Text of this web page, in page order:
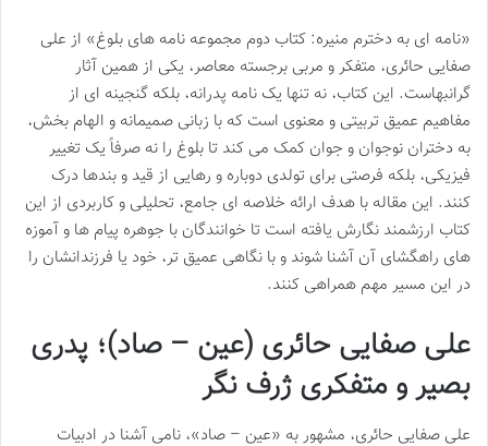
«نامه ای به دخترم منیره: کتاب دوم مجموعه نامه های بلوغ» از علی
صفایی حائری، متفکر و مربی برجسته معاصر، یکی از همین آثار
گرانبهاست. این کتاب، نه تنها یک نامه پدرانه، بلکه گنجینه ای از
مفاهیم عمیق تربیتی و معنوی است که با زبانی صمیمانه و الهام بخش،
به دختران نوجوان و جوان کمک می کند تا بلوغ را نه صرفاً یک تغییر
فیزیکی، بلکه فرصتی برای تولدی دوباره و رهایی از قید و بندها درک
کنند. این مقاله با هدف ارائه خلاصه ای جامع، تحلیلی و کاربردی از این
کتاب ارزشمند نگارش یافته است تا خوانندگان با جوهره پیام ها و آموزه
های راهگشای آن آشنا شوند و با نگاهی عمیق تر، خود یا فرزندانشان را
در این مسیر مهم همراهی کنند.
علی صفایی حائری (عین – صاد)؛ پدری
بصیر و متفکری ژرف نگر
علی صفایی حائری، مشهور به «عین – صاد»، نامی آشنا در ادبیات